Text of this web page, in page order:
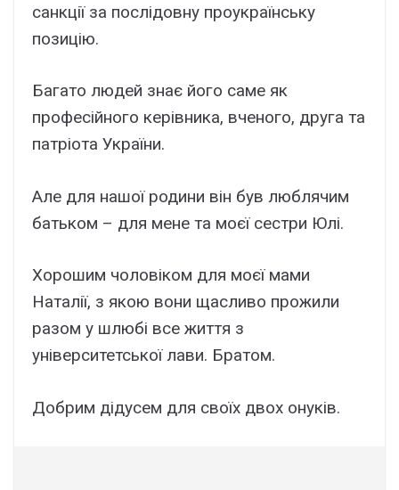
санкції за послідовну проукраїнську
позицію.
Багато людей знає його саме як
професійного керівника, вченого, друга та
патріота України.
Але для нашої родини він був люблячим
батьком – для мене та моєї сестри Юлі.
Хорошим чоловіком для моєї мами
Наталії, з якою вони щасливо прожили
разом у шлюбі все життя з
університетської лави. Братом.
Добрим дідусем для своїх двох онуків.